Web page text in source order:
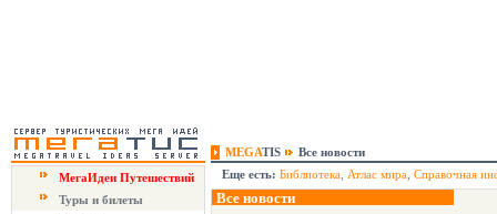
MEGATIS
Все новости
МегаИдеи Путешествий
Туры и билеты
Еще есть: Библиотека Атлас мира Справочная
Все новости